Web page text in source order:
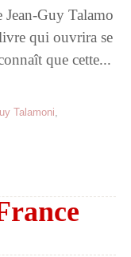
Guy Talamo
qui ouvrira se
que cette...
Talamoni,